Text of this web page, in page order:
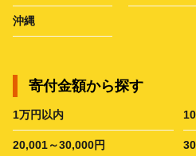
沖縄
寄付金額から探す
1万円以内
20,001～30,000円